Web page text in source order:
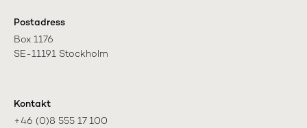
Postadress
Box 1176
SE-11191 Stockholm
Kontakt
+46 (0)8 555 17 100